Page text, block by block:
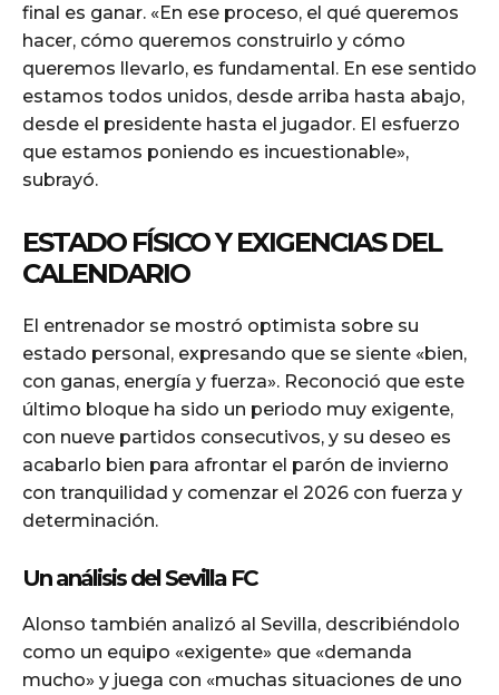
final es ganar. «En ese proceso, el qué queremos
hacer, cómo queremos construirlo y cómo
queremos llevarlo, es fundamental. En ese sentido
estamos todos unidos, desde arriba hasta abajo,
desde el presidente hasta el jugador. El esfuerzo
que estamos poniendo es incuestionable»,
subrayó.
ESTADO FÍSICO Y EXIGENCIAS DEL
CALENDARIO
El entrenador se mostró optimista sobre su
estado personal, expresando que se siente «bien,
con ganas, energía y fuerza». Reconoció que este
último bloque ha sido un periodo muy exigente,
con nueve partidos consecutivos, y su deseo es
acabarlo bien para afrontar el parón de invierno
con tranquilidad y comenzar el 2026 con fuerza y
determinación.
Un análisis del Sevilla FC
Alonso también analizó al Sevilla, describiéndolo
como un equipo «exigente» que «demanda
mucho» y juega con «muchas situaciones de uno